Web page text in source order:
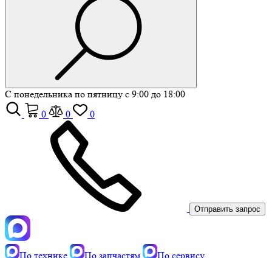
С понедельника по пятницу с 9:00 до 18:00
0
0 0
Отправить запрос
По технике По запчастям По сервису